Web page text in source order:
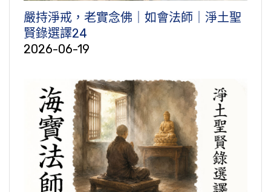
嚴持淨戒，老實念佛｜如會法師｜淨土聖
賢錄選譯24
2026-06-19